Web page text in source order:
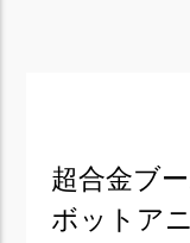
超合金ブ
ボットア